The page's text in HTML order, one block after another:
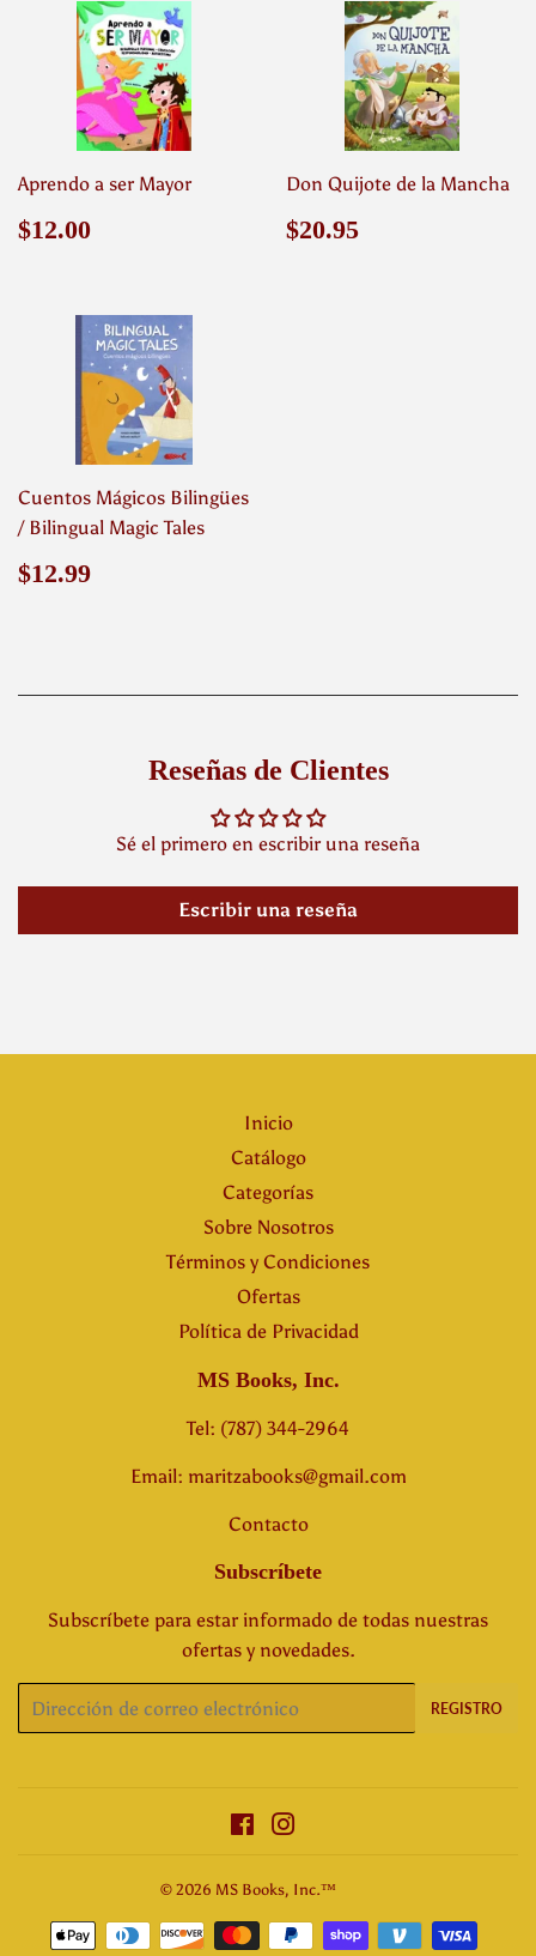
Aprendo a ser Mayor
Precio
$12.00
Don Quijote de la Mancha
Precio
$20.95
Cuentos Mágicos Bilingües
/ Bilingual Magic Tales
Precio
$12.99
Reseñas de Clientes
Sé el primero en escribir una reseña
Escribir una reseña
Inicio
Catálogo
Categorías
Sobre Nosotros
Términos y Condiciones
Ofertas
Política de Privacidad
MS Books, Inc.
Tel: (787) 344-2964
Email: maritzabooks@gmail.com
Contacto
Subscríbete
Subscríbete para estar informado de todas nuestras
ofertas y novedades.
electrónico
REGISTRO
Facebook
© 2026 MS Books, Inc.™
Métodos